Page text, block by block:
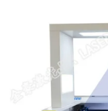
NOUVELLES
PARLEZ
MAINTENANT.